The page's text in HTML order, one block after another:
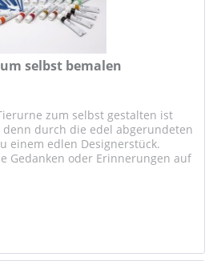
selbst bemalen
zum selbst gestalten ist
denn durch die edel abgerundeten
einem edlen Designerstück.
Gedanken oder Erinnerungen auf